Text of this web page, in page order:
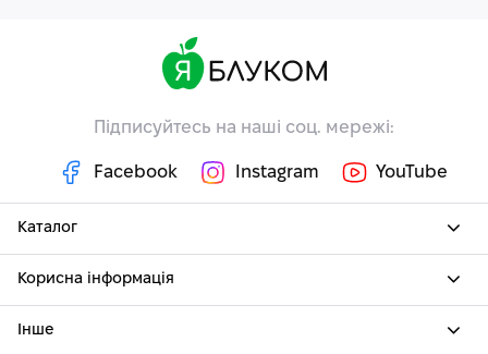
Підписуйтесь на наші соц. мережі:
Facebook Instagram YouTube
Каталог
Корисна інформація
Інше